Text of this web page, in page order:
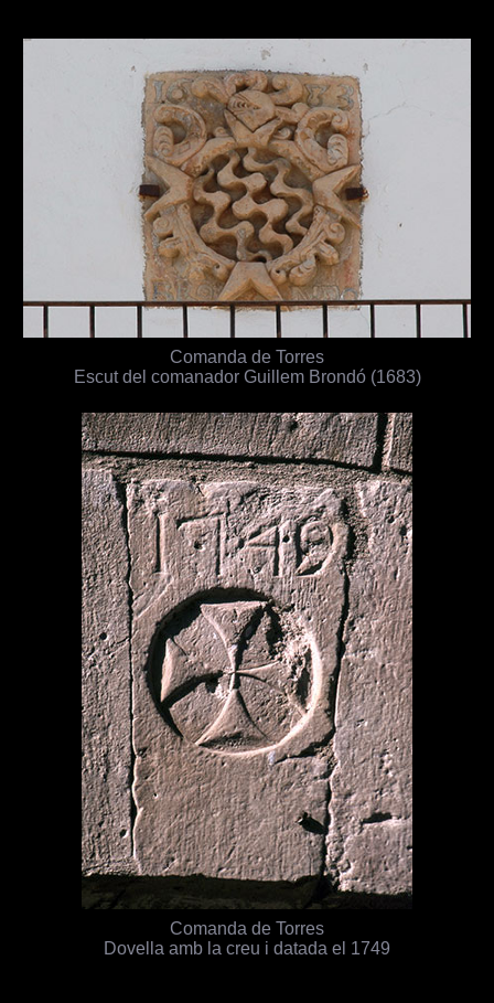
Comanda de Torres
Escut del comanador Guillem Brondó (1683)
Comanda de Torres
Dovella amb la creu i datada el 1749